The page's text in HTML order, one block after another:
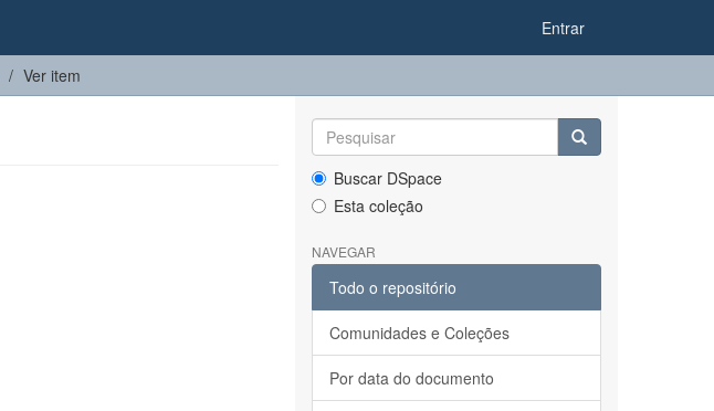
Entrar
Ver item
Buscar DSpace
Esta coleção
NAVEGAR
Todo o repositório
Comunidades e Coleções
Por data do documento